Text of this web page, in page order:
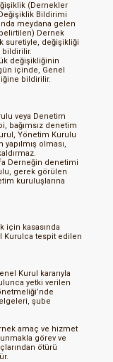
(Dernekler
Bildirimi
meydana gelen
Dernek
suretiyle, değişikliği
değişikliğinin
içinde, Genel
bildirilir.
veya Denetim
bağımsız denetim
Yönetim Kurulu
olması,
Derneğin denetimi
gerek görülen
kuruluşlarına
için kasasında
Kurulca tespit edilen
Kurul kararıyla
yetki verilen
şube
amaç ve hizmet
görev ve
ötürü